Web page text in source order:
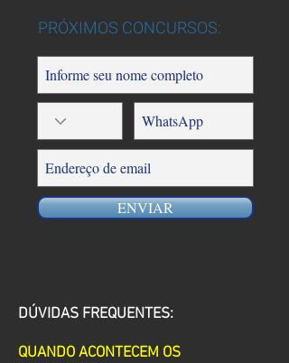
PRÓXIMOS CONCURSOS:
ENVIAR
DÚVIDAS FREQUENTES:
QUANDO ACONTECEM OS